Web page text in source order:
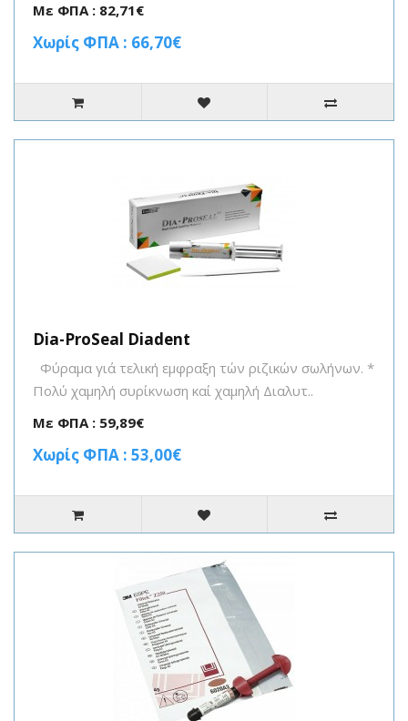
Με ΦΠΑ : 82,71€
Χωρίς ΦΠΑ : 66,70€
Dia-ProSeal Diadent
Φύραμα γιά τελική εμφραξη τών ριζικών σωλήνων. *
Πολύ χαμηλή συρίκνωση καί χαμηλή Διαλυτ..
Με ΦΠΑ : 59,89€
Χωρίς ΦΠΑ : 53,00€